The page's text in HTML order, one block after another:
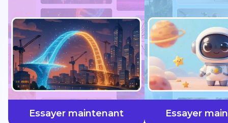
Essayer maintenant Essayer
plus vite